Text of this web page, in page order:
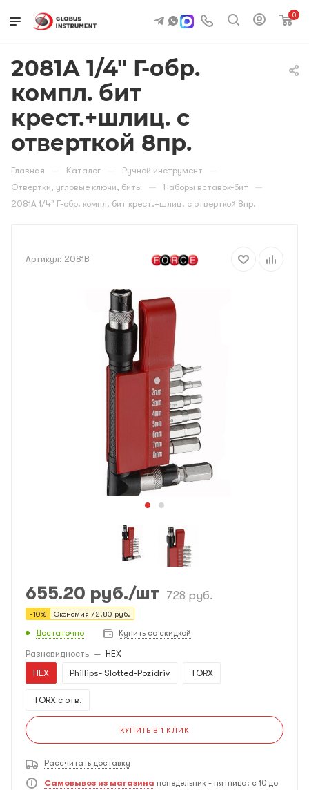
0
2081A 1/4" Г-обр.
компл. бит
крест.+шлиц. с
отверткой 8пр.
Главная — Каталог — Ручной инструмент —
Отвертки, угловые ключи, биты — Наборы вставок-бит —
2081A 1/4" Г-обр. компл. бит крест.+шлиц. с отверткой 8пр.
Артикул: 2081B
655.20 руб./шт 728руб.
-10% Экономия 72.80 руб.
Достаточно Купить со скидкой
Разновидность — HEX
HEX
Phillips- Slotted-Pozidriv TORX
TORX с отв.
КУПИТЬ В 1 КЛИК
Рассчитать доставку
Самовывоз из магазина понедельник - пятница: с 10 до